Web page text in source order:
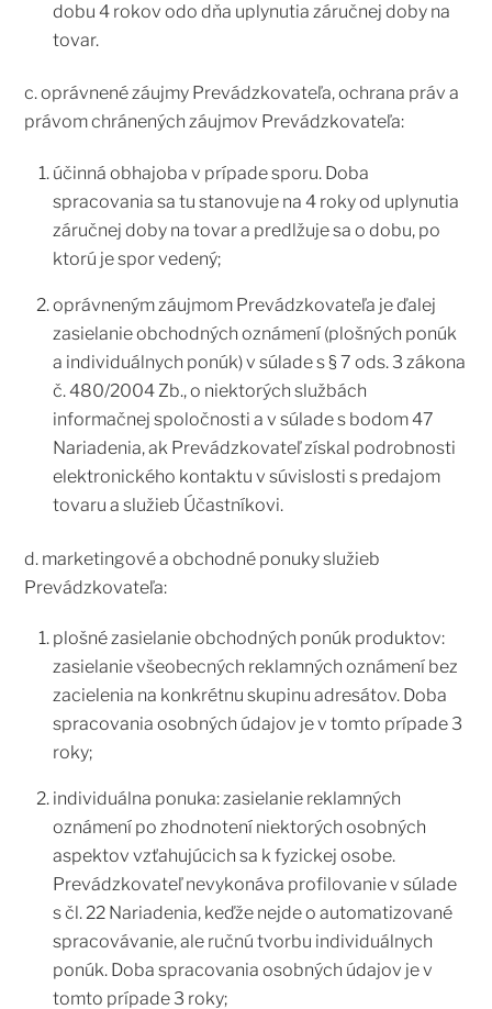
dobu 4 rokov odo dňa uplynutia záručnej doby na
tovar.
c. oprávnené záujmy Prevádzkovateľa, ochrana práv a
právom chránených záujmov Prevádzkovateľa:
účinná obhajoba v prípade sporu. Doba
spracovania sa tu stanovuje na 4 roky od uplynutia
záručnej doby na tovar a predlžuje sa o dobu, po
ktorú je spor vedený;
oprávneným záujmom Prevádzkovateľa je ďalej
zasielanie obchodných oznámení (plošných ponúk
a individuálnych ponúk) v súlade s § 7 ods. 3 zákona
č. 480/2004 Zb., o niektorých službách
informačnej spoločnosti a v súlade s bodom 47
Nariadenia, ak Prevádzkovateľ získal podrobnosti
elektronického kontaktu v súvislosti s predajom
tovaru a služieb Účastníkovi.
d. marketingové a obchodné ponuky služieb
Prevádzkovateľa:
plošné zasielanie obchodných ponúk produktov:
zasielanie všeobecných reklamných oznámení bez
zacielenia na konkrétnu skupinu adresátov. Doba
spracovania osobných údajov je v tomto prípade 3
roky;
individuálna ponuka: zasielanie reklamných
oznámení po zhodnotení niektorých osobných
aspektov vzťahujúcich sa k fyzickej osobe.
Prevádzkovateľ nevykonáva profilovanie v súlade
s čl. 22 Nariadenia, keďže nejde o automatizované
spracovávanie, ale ručnú tvorbu individuálnych
ponúk. Doba spracovania osobných údajov je v
tomto prípade 3 roky;